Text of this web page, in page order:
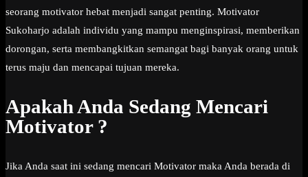
seorang motivator hebat menjadi sangat penting. Motivator
Sukoharjo adalah individu yang mampu menginspirasi, memberikan
dorongan, serta membangkitkan semangat bagi banyak orang untuk
terus maju dan mencapai tujuan mereka.
Apakah Anda Sedang Mencari
Motivator ?
Jika Anda saat ini sedang mencari Motivator maka Anda berada di